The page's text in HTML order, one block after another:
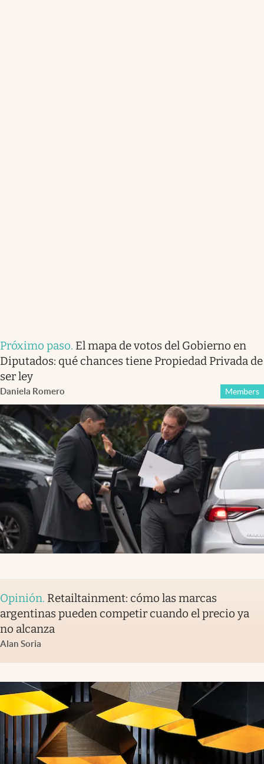
Próximo paso. El mapa de votos del Gobierno en
Diputados: qué chances tiene Propiedad Privada de
ser ley
Daniela Romero Members
Opinión. Retailtainment: cómo las marcas
argentinas pueden competir cuando el precio ya
no alcanza
Alan Soria